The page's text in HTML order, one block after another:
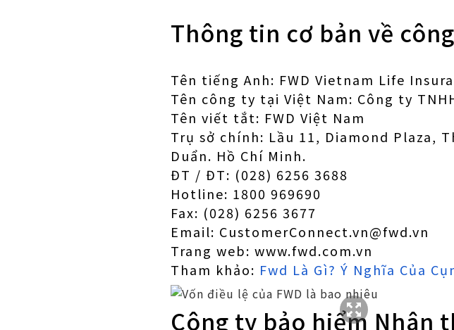
Thông tin cơ bản về
Tên tiếng Anh: FWD Vietnam Life
Tên công ty tại Việt Nam: Công ty
Tên viết tắt: FWD Việt Nam
Trụ sở chính: Lầu 11, Diamond Plaza,
Duẩn. Hồ Chí Minh.
ĐT / ĐT: (028) 6256 3688
Hotline: 1800 969690
Fax: (028) 6256 3677
Email: CustomerConnect.vn@fwd.vn
Trang web: www.fwd.com.vn
Tham khảo: Fwd Là Gì? Ý Nghĩa Của
Công ty bảo hiểm Nhân